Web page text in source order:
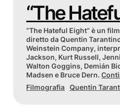
“The
“The Hateful Eight” è un
diretto da Quentin
Weinstein Company,
Jackson, Kurt Russell,
Walton Goggins, Demián
Madsen e Bruce Dern.
Filmografia Quentin